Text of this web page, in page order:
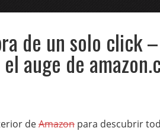
de un solo click
auge de
deAmazon para descubrir